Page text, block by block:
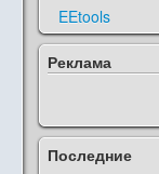
EEtools
Реклама
Последние